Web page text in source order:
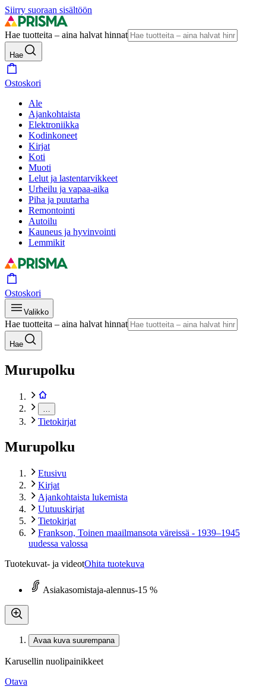
Siirry suoraan sisältöön
Hae tuotteita – aina halvat hinnat
Hae
Ostoskori
Ale
Ajankohtaista
Elektroniikka
Kodinkoneet
Kirjat
Koti
Muoti
Lelut ja lastentarvikkeet
Urheilu ja vapaa-aika
Piha ja puutarha
Remontointi
Autoilu
Kauneus ja hyvinvointi
Lemmikit
Ostoskori
Valikko
Hae tuotteita – aina halvat hinnat
Hae
Murupolku
Tietokirjat
Murupolku
Etusivu
Kirjat
Ajankohtaista lukemista
Uutuuskirjat
Tietokirjat
Frankson, Toinen maailmansota väreissä - 1939–1945
uudessa valossa
Tuotekuvat- ja videotOhita tuotekuva
Asiakasomistaja-alennus-15 %
Avaa kuva suurempana
Karusellin nuolipainikkeet
Otava